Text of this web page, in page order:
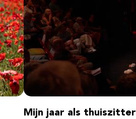
Mijn jaar als thuiszitter